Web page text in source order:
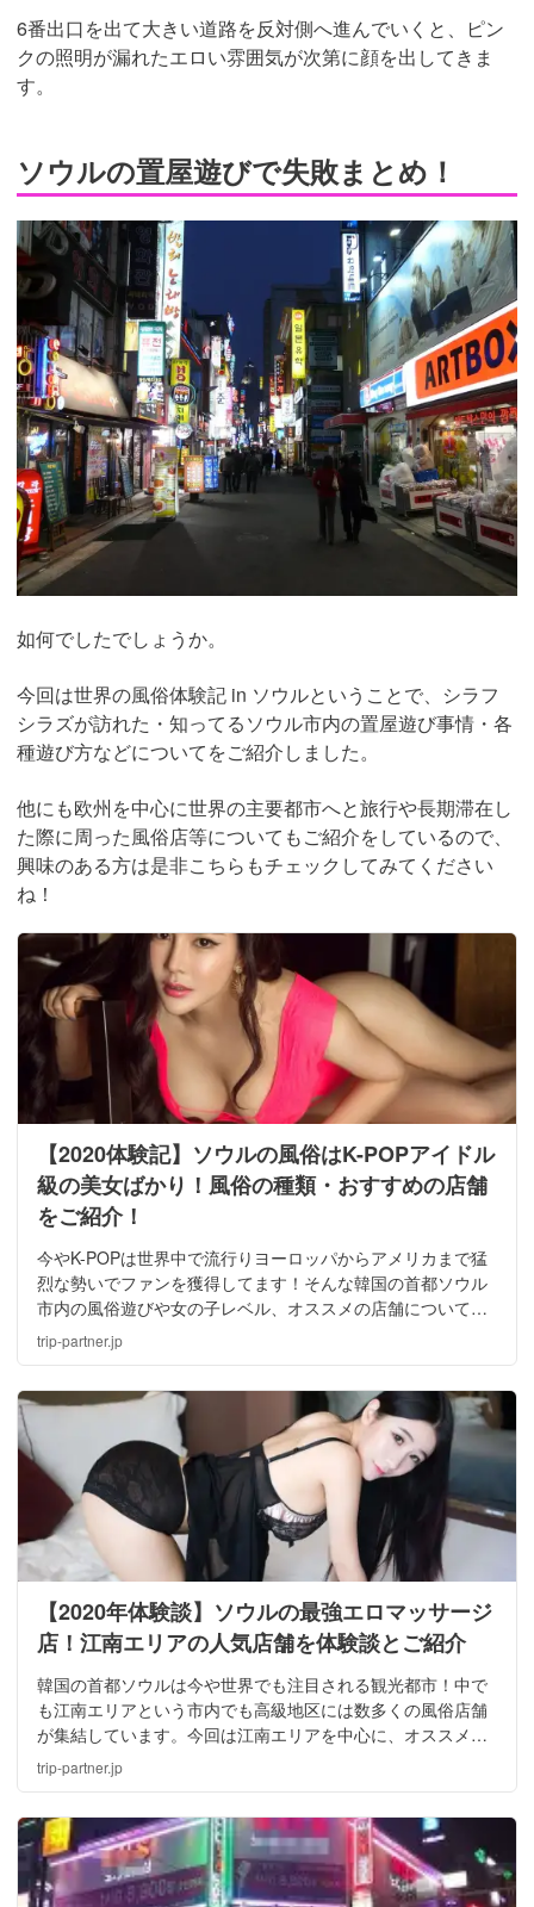
6番出口を出て大きい道路を反対側へ進んでいくと、ピン
クの照明が漏れたエロい雰囲気が次第に顔を出してきま
す。
ソウルの置屋遊びで失敗まとめ！
如何でしたでしょうか。
今回は世界の風俗体験記 in ソウルということで、シラフ
シラズが訪れた・知ってるソウル市内の置屋遊び事情・各
種遊び方などについてをご紹介しました。
他にも欧州を中心に世界の主要都市へと旅行や長期滞在し
た際に周った風俗店等についてもご紹介をしているので、
興味のある方は是非こちらもチェックしてみてください
ね！
【2020体験記】ソウルの風俗はK-POPアイドル
級の美女ばかり！風俗の種類・おすすめの店舗
をご紹介！
今やK-POPは世界中で流行りヨーロッパからアメリカまで猛
烈な勢いでファンを獲得してます！そんな韓国の首都ソウル
市内の風俗遊びや女の子レベル、オススメの店舗について一
挙ご紹介していきたいと思います。これ一本でソウルの夜遊
びについては問題ナシです！
trip-partner.jp
【2020年体験談】ソウルの最強エロマッサージ
店！江南エリアの人気店舗を体験談とご紹介
韓国の首都ソウルは今や世界でも注目される観光都市！中で
も江南エリアという市内でも高級地区には数多くの風俗店舗
が集結しています。今回は江南エリアを中心に、オススメの
風俗遊びについて・女の子のレベルについてを一挙ご紹介し
ていきたいと思います！
trip-partner.jp